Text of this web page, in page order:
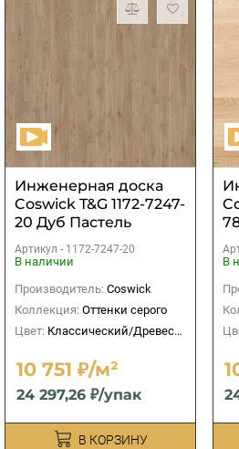
Инженерная доска
Coswick T&G 1172-7247-
20 Дуб Пастель
рустикальная
Черектер
Артикул - 1172-7247-20
В наличии
Производитель: Coswick
Коллекция: Оттенки серого
Цвет: Классический/Древесный
10 751 ₽/м²
24 297,26 ₽/упак
В КОРЗИНУ
В